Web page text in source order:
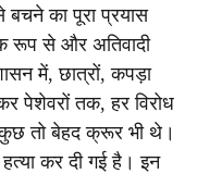
बचने का पूरा प्रयास
रूप से और अतिवादी
में, छात्रों, कपड़ा
पेशेवरों तक, हर विरोध
कुछ तो बेहद क्रूर भी थे।
हत्या कर दी गई है। इन